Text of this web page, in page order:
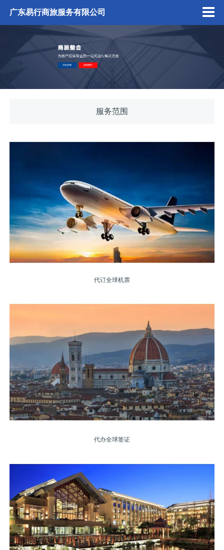
广东易行商旅服务有限公司
服务范围
代订全球机票
代办全球签证